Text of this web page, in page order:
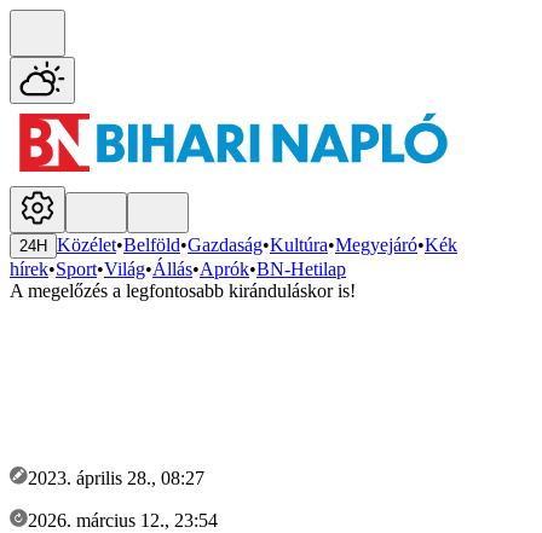
24H Közélet•Belföld•Gazdaság•Kultúra•Megyejáró•Kék
hírek•Sport•Világ•Állás•Aprók•BN-Hetilap
A megelőzés a legfontosabb kiránduláskor is!
2023. április 28., 08:27
2026. március 12., 23:54